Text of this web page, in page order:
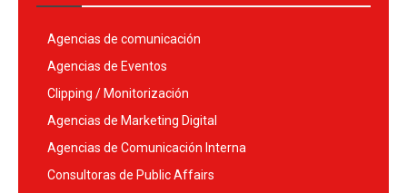
Agencias de comunicación
Agencias de Eventos
Clipping / Monitorización
Agencias de Marketing Digital
Agencias de Comunicación Interna
Consultoras de Public Affairs